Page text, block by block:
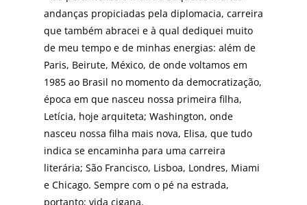
andanças propiciadas pela diplomacia, carreira
que também abracei e à qual dediquei muito
de meu tempo e de minhas energias: além de
Paris, Beirute, México, de onde voltamos em
1985 ao Brasil no momento da democratização,
época em que nasceu nossa primeira filha,
Letícia, hoje arquiteta; Washington, onde
nasceu nossa filha mais nova, Elisa, que tudo
indica se encaminha para uma carreira
literária; São Francisco, Lisboa, Londres, Miami
e Chicago. Sempre com o pé na estrada,
portanto; vida cigana.